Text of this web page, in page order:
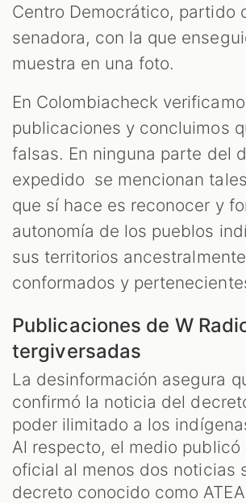
Centro Democrático, partido
senadora, con la que
muestra en una foto.
En Colombiacheck
publicaciones y concluimos
falsas. En ninguna parte del
expedido se mencionan
que sí hace es reconocer y
autonomía de los pueblos
sus territorios ancestralmente
conformados y
Publicaciones de W
tergiversadas
La desinformación asegura
confirmó la noticia del
poder ilimitado a los
Al respecto, el medio publicó
oficial al menos dos noticias
decreto conocido como